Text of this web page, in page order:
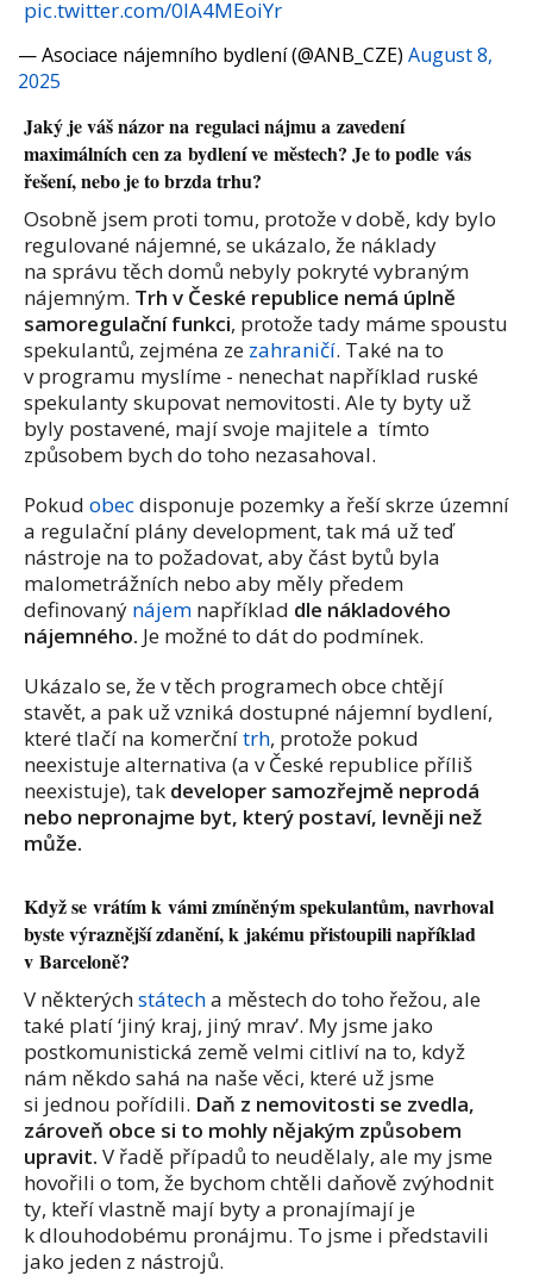
pic.twitter.com/0lA4MEoiYr
— Asociace nájemního bydlení (@ANB_CZE) August 8,
2025
Jaký je váš názor na regulaci nájmu a zavedení
maximálních cen za bydlení ve městech? Je to podle vás
řešení, nebo je to brzda trhu?
Osobně jsem proti tomu, protože v době, kdy bylo
regulované nájemné, se ukázalo, že náklady
na správu těch domů nebyly pokryté vybraným
nájemným. Trh v České republice nemá úplně
samoregulační funkci, protože tady máme spoustu
spekulantů, zejména ze zahraničí. Také na to
v programu myslíme - nenechat například ruské
spekulanty skupovat nemovitosti. Ale ty byty už
byly postavené, mají svoje majitele a tímto
způsobem bych do toho nezasahoval.
Pokud obecdisponuje pozemky a řeší skrze územní
a regulační plány development, tak má už teď
nástroje na to požadovat, aby část bytů byla
malometrážních nebo aby měly předem
definovaný nájem například dle nákladového
nájemného. Je možné to dát do podmínek.
Ukázalo se, že v těch programech obce chtějí
stavět, a pak už vzniká dostupné nájemní bydlení,
které tlačí na komerčnítrh, protože pokud
neexistuje alternativa (a v České republice příliš
neexistuje), tak developer samozřejmě neprodá
nebo nepronajme byt, který postaví, levněji než
může.
Když se vrátím k vámi zmíněným spekulantům, navrhoval
byste výraznější zdanění, k jakému přistoupili například
v Barceloně?
V některýchstátecha městech do toho řežou, ale
také platí ‘jiný kraj, jiný mrav’. My jsme jako
postkomunistická země velmi citliví na to, když
nám někdo sahá na naše věci, které už jsme
si jednou pořídili. Daň z nemovitosti se zvedla,
zároveň obce si to mohly nějakým způsobem
upravit. V řadě případů to neudělaly, ale my jsme
hovořili o tom, že bychom chtěli daňově zvýhodnit
ty, kteří vlastně mají byty a pronajímají je
k dlouhodobému pronájmu. To jsme i představili
jako jeden z nástrojů.